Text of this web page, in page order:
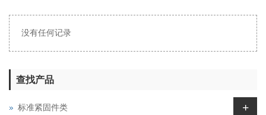
没有任何记录
查找产品
标准紧固件类 +